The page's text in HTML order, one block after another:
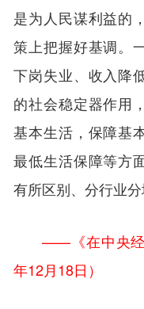
是为人民谋利益的
策上把握好基调。
下岗失业、收入降
的社会稳定器作用
基本生活，保障基
最低生活保障等方
有所区别、分行业分
——《在中央经
年12月18日）